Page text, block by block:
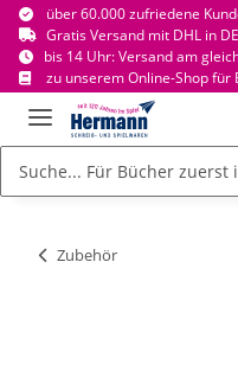
über 60.000 zufriedene
Gratis Versand mit DHL in
bis 14 Uhr: Versand am
zu unserem Online-Shop für
Zubehör